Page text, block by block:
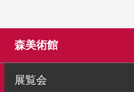
森美術館
展覧会